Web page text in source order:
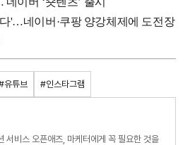
'…네이버·쿠팡 양강체제에 도전장
유튜브 #인스타그램
서비스 오픈애즈, 마케터에게 꼭 필요한 것을